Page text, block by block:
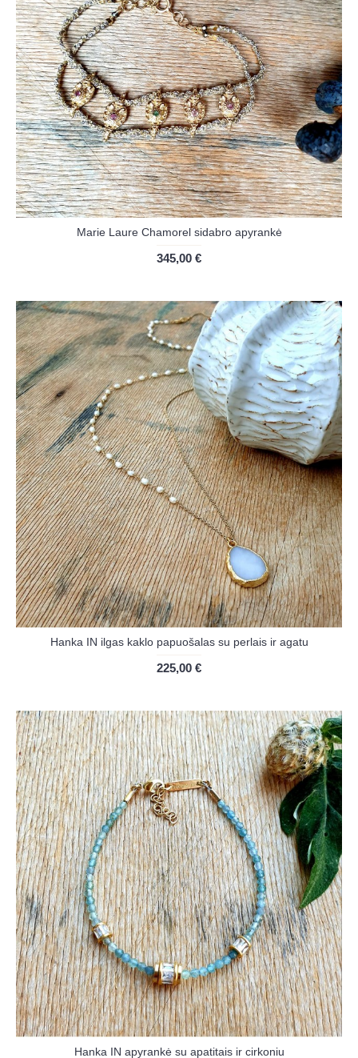
Marie Laure Chamorel sidabro apyrankė
345,00 €
Hanka IN ilgas kaklo papuošalas su perlais ir agatu
225,00 €
Hanka IN apyrankė su apatitais ir cirkoniu